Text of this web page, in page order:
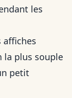
les
affiches
la plus souple
petit